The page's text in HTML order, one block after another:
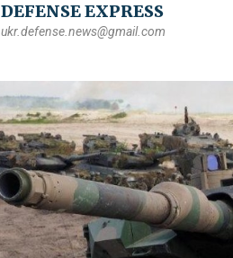
DEFENSE EXPRESS
ukr.defense.news@gmail.com